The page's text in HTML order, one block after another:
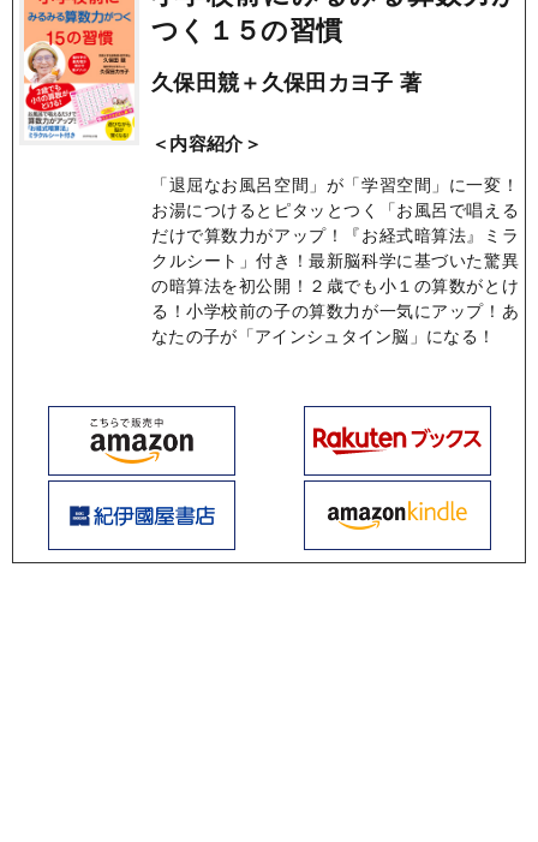
つく１５の習慣
久保田競＋久保田カヨ子 著
＜内容紹介＞
「退屈なお風呂空間」が「学習空間」に一変！
お湯につけるとピタッとつく「お風呂で唱える
だけで算数力がアップ！『お経式暗算法』ミラ
クルシート」付き！最新脳科学に基づいた驚異
の暗算法を初公開！２歳でも小１の算数がとけ
る！小学校前の子の算数力が一気にアップ！あ
なたの子が「アインシュタイン脳」になる！